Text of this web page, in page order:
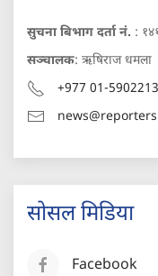
सुचना बिभाग दर्ता नं. :
सञ्चालक: ऋषिराज धमला
+977 01-
सोसल मिडिया
Facebook